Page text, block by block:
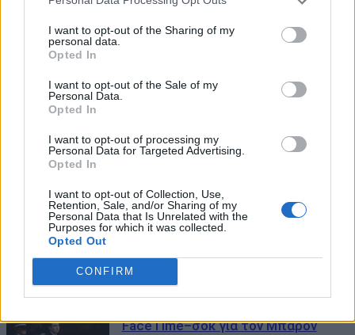
I want to opt-out of the Sharing of my
personal data.
Opted In
I want to opt-out of the Sale of my
Personal Data.
Opted In
I want to opt-out of processing my
Personal Data for Targeted Advertising.
Opted In
I want to opt-out of Collection, Use,
Retention, Sale, and/or Sharing of my
Personal Data that Is Unrelated with the
Purposes for which it was collected.
Opted Out
CONFIRM
Ο Μπάρον Τραμπ έγινε
επιχειρηματίας: Πώς λέγεται η
εταιρεία που ίδρυσε και ποιο είναι
09/06/2026
στον χρόνο»: Το μυθιστόρημα του
1893 που «φουντώνει» τις θεωρίες
06/05/2026
#SendBarron: Το viral trend που
Τραμπ – Το ζήτημα με το ύψος του
09/03/2026
FaceTime–σοκ για τον Μπάρον